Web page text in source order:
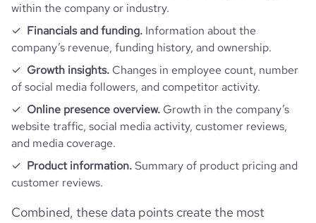
within the company or industry.
Financials and funding. Information about the
company’s revenue, funding history, and ownership.
Growth insights. Changes in employee count, number
of social media followers, and competitor activity.
Online presence overview. Growth in the company’s
website traffic, social media activity, customer reviews,
and media coverage.
Product information.Summary of product pricing and
customer reviews.
Combined, these data points create the most